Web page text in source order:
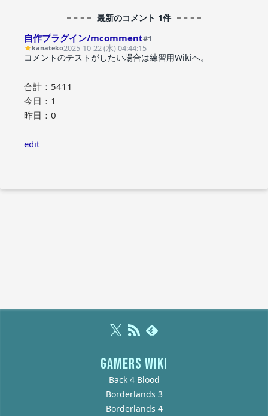
最新のコメント 1件
自作プラグイン/mcomment#1
kanateko2025-10-22 (水) 04:44:15
コメントのテストがしたい場合は練習用Wikiへ。
合計：5411
今日：1
昨日：0
edit
GAMERS WIKI
Back 4 Blood
Borderlands 3
Borderlands 4